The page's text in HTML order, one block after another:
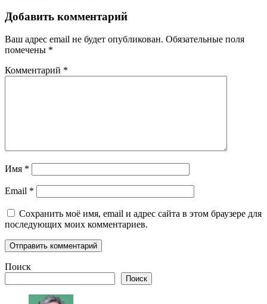
Добавить комментарий
Ваш адрес email не будет опубликован. Обязательные поля
помечены *
Комментарий *
Имя *
Email *
Сохранить моё имя, email и адрес сайта в этом браузере для
последующих моих комментариев.
Поиск
Поиск